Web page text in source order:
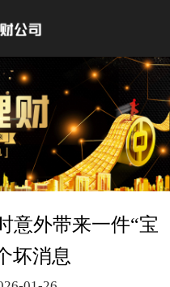
意外带来一件“宝
坏消息